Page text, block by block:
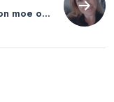
moe of